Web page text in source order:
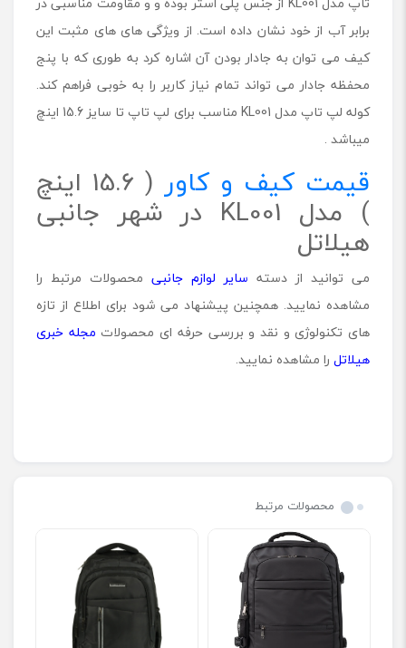
1
م
ن
س
ب
ی
ل
پ
پ
ت
1
برابر آب از خود نشان داده است. از ویژگی های های مثبت این
کیف می توان به جادار بودن آن اشاره کرد به طوری که با پنج
محفظه جادار می تواند تمام نیاز کاربر را به خوبی فراهم کند.
کوله لپ تاپ مدل KL001 مناسب برای لپ تاپ تا سایز 15.6 اینچ
میباشد .
قیمت کیف و کاور ( 15.6 اینچ
) مدل KL001 در شهر جانبی
هیلاتل
می توانید از دسته سایر لوازم جانبی محصولات مرتبط را
مشاهده نمایید. همچنین پیشنهاد می شود برای اطلاع از تازه
های تکنولوژی و نقد و بررسی حرفه ای محصولات مجله خبری
هیلاتل را مشاهده نمایید.
محصولات مرتبط